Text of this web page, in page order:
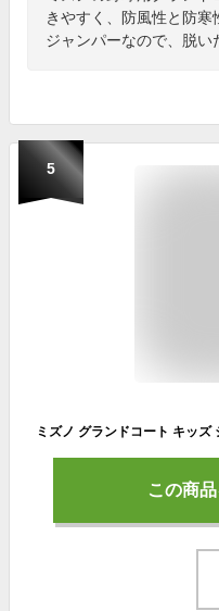
きやすく、防風性と防
ジャンパーなので、脱い
5
この商